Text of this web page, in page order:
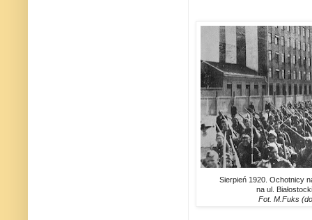
Sierpień 1920. Ochotnicy
na ul.
Fot. M.Fuks